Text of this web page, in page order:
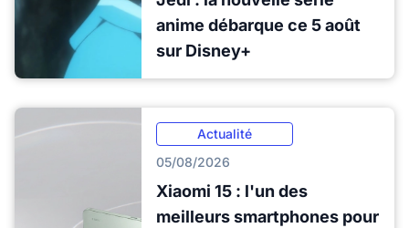
anime débarque ce 5 août
sur Disney+
Actualité
05/08/2026
Xiaomi 15 : l'un des
meilleurs smartphones pour